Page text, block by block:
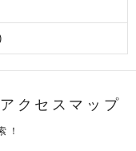
アクセスマップ
！